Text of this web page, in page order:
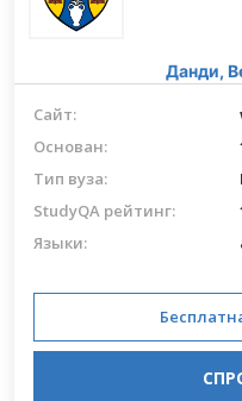
Данди,
Сайт:
Основан:
Тип вуза:
StudyQA рейтинг:
Языки: